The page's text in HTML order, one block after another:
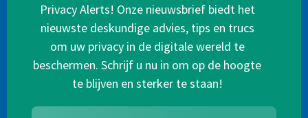
Privacy Alerts! Onze nieuwsbrief biedt het
nieuwste deskundige advies, tips en trucs
om uw privacy in de digitale wereld te
beschermen. Schrijf u nu in om op de hoogte
te blijven en sterker te staan!